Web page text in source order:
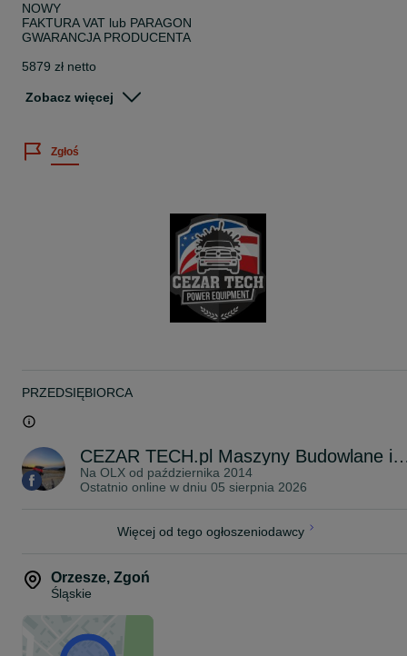
NOWY
FAKTURA VAT lub PARAGON
GWARANCJA PRODUCENTA
5879 zł netto
Dostępne różne modele agregatów Fogo, Honda , Pramac
Napięcie 3 fazowe: 400 V 50 Hz
Moc maksymalna: 8,5 kVA / 6,8 kW
Moc znamionowa: 7,7 kVA / 6,16 kW
Napięcie 1 fazowe: 230V 50Hz
Napięcie znamionowe: 230 V 50 Hz
Pojemność zbiornika: 6,1 l / 45l (wersja TR/TRE/TRA)
Spalanie przy mocy 75%: 2,7 l/h
Waga: 76/91/100/102 kg
Specyfikacja techniczna prądnicy:
Typ: synchroniczna
Stopień ochrony: IP 23
Specyfikacja techniczna silnika:
Zużycie paliwa: 2,7 l/h
Czas pracy bez tankowania: 2,3 h
Olej silnikowy: SAE 10W-30
Ilość oleju w misce olejowej: 1,3 l
Rozruch FH 9000: rewersyjny linką
Wyposażenie standardowe:
Zobacz więcej
Zgłoś
PRZEDSIĘBIORCA
CEZAR TECH.pl Maszyny
Na OLX od października 2014
Ostatnio online w dniu 05 sierpnia 2026
Więcej od tego ogłoszeniodawcy
Orzesze, Zgoń
Śląskie